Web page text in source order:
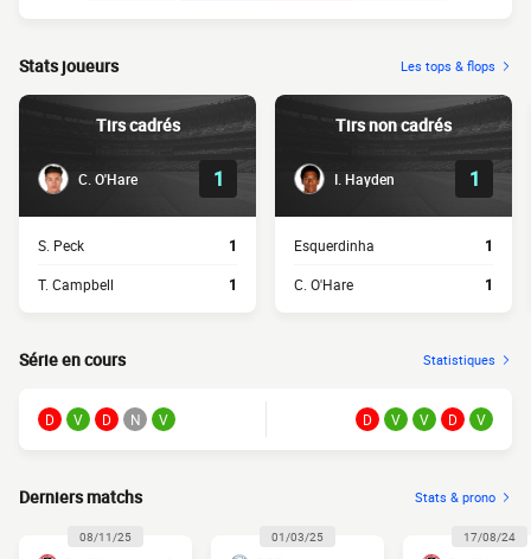
Stats joueurs Les tops & flops
Tirs cadrés
C. O'Hare 1
S. Peck 1
T. Campbell 1
Tirs non cadrés
I. Hayden 1
Esquerdinha 1
C. O'Hare 1
Série en cours Statistiques
D V D N V D V V D V
Derniers matchs Stats & prono
08/11/25 01/03/25 17/08/24